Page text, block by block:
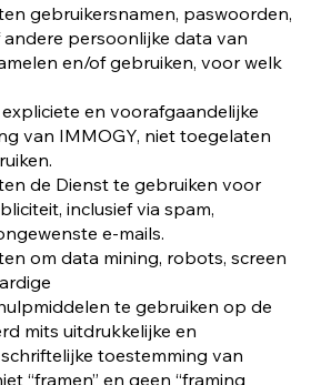
gebruikersnamen, paswoorden,
persoonlijke data van
en/of gebruiken, voor welk
en voorafgaandelijke
van IMMOGY, niet toegelaten
de Dienst te gebruiken voor
inclusief via spam,
e-mails.
om data mining, robots, screen
te gebruiken op de
mits uitdrukkelijke en
toestemming van
“framen” en geen “framing